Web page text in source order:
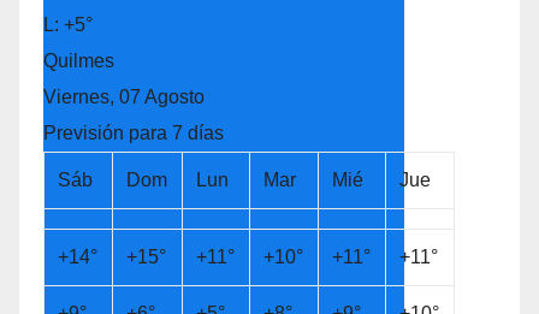
L: +5°
Quilmes
Viernes, 07 Agosto
Previsión para 7 días
Sáb Dom Lun Mar Mié Jue
+14° +15° +11° +10° +11° +11°